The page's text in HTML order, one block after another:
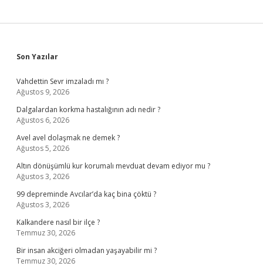
Sidebar
Son Yazılar
Vahdettin Sevr imzaladı mı ?
Ağustos 9, 2026
Dalgalardan korkma hastalığının adı nedir ?
Ağustos 6, 2026
Avel avel dolaşmak ne demek ?
Ağustos 5, 2026
Altın dönüşümlü kur korumalı mevduat devam ediyor mu ?
Ağustos 3, 2026
99 depreminde Avcılar’da kaç bina çöktü ?
Ağustos 3, 2026
Kalkandere nasıl bir ilçe ?
Temmuz 30, 2026
Bir insan akciğeri olmadan yaşayabilir mi ?
Temmuz 30, 2026